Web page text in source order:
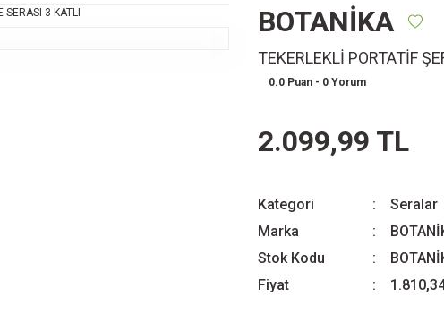
BOTANİKA
TEKERLEKLİ PORTATİF
0.0 Puan - 0 Yorum
2.099,99 TL
Kategori
Seralar
Marka
Stok Kodu
Fiyat